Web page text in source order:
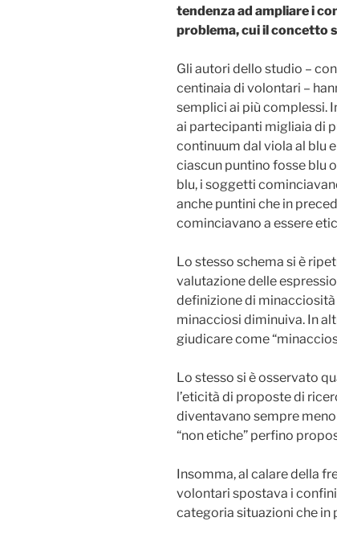
tendenza ad ampliare i
problema, cui il concetto
Gli autori dello studio –
centinaia di volontari –
semplici ai più complessi.
ai partecipanti migliaia di
continuum dal viola al blu
ciascun puntino fosse blu
blu, i soggetti
anche puntini che in
cominciavano a essere
Lo stesso schema si è
valutazione delle
definizione di
minacciosi diminuiva. In
giudicare come
Lo stesso si è osservato
l’eticità di proposte di
diventavano sempre
“non etiche” perfino
Insomma, al calare della
volontari spostava i
categoria situazioni che in